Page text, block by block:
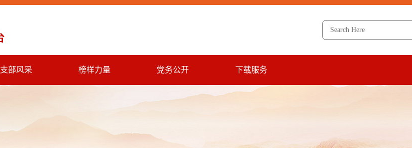
支部风采 榜样力量 党务公开 下载服务